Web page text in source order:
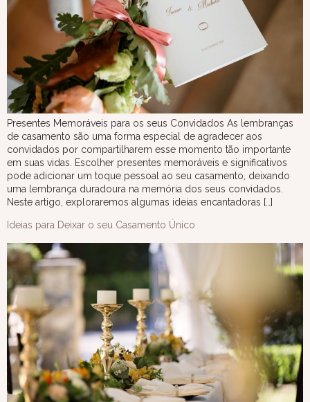
Presentes Memoráveis para os seus Convidados As lembranças
de casamento são uma forma especial de agradecer aos
convidados por compartilharem esse momento tão importante
em suas vidas. Escolher presentes memoráveis e significativos
pode adicionar um toque pessoal ao seu casamento, deixando
uma lembrança duradoura na memória dos seus convidados.
Neste artigo, exploraremos algumas ideias encantadoras […]
Ideias para Deixar o seu Casamento Único